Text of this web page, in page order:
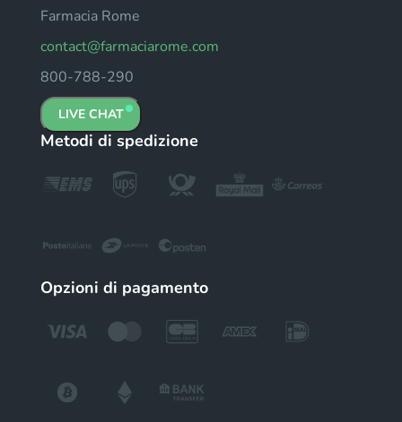
Farmacia Rome
contact@farmaciarome.com
800-788-290
LIVE CHAT
Metodi di spedizione
Opzioni di pagamento